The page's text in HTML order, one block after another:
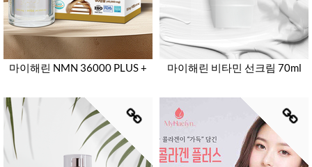
마이해린 NMN 36000 PLUS + 마이해린 비타민 선크림 70ml